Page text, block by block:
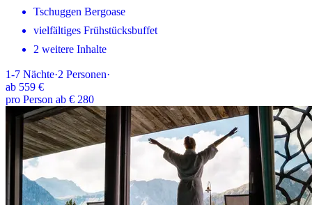
Tschuggen Bergoase
vielfältiges Frühstücksbuffet
2 weitere Inhalte
1-7 Nächte·2 Personen·
ab 559 €
pro Person ab € 280